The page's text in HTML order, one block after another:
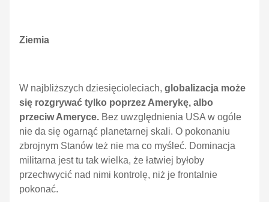
Ziemia
W najbliższych dziesięcioleciach, globalizacja może
się rozgrywać tylko poprzez Amerykę, albo
przeciw Ameryce. Bez uwzględnienia USA w ogóle
nie da się ogarnąć planetarnej skali. O pokonaniu
zbrojnym Stanów też nie ma co myśleć. Dominacja
militarna jest tu tak wielka, że łatwiej byłoby
przechwycić nad nimi kontrolę, niż je frontalnie
pokonać.